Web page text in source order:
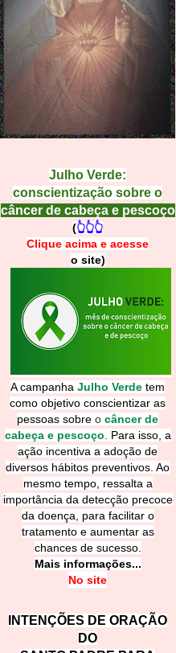
Julho Verde:
conscientização sobre o
câncer de cabeça e pescoço
(👆👆👆
Clique acima e acesse
o site)
A campanha Julho Verde tem
como objetivo conscientizar as
pessoas sobre o câncer de
cabeça e pescoço
Para isso, a
ação incentiva a adoção de
diversos hábitos preventivos. Ao
mesmo tempo, ressalta a
importância da detecção precoce
da doença, para facilitar o
tratamento e aumentar as
chances de sucesso.
Mais informações...
No site
INTENÇÕES DE ORAÇÃO
DO